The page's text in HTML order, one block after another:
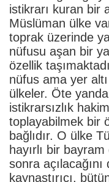
istikrarı kuran bir
Müslüman ülke
toprak üzerinde
nüfusu aşan bir
özellik
nüfus ama yer
ülkeler. Öte
istikrarsızlık
toplayabilmek bir
bağlıdır. O ülke
hayırlı bir
sonra açılacağını
kaynaştırıcı,